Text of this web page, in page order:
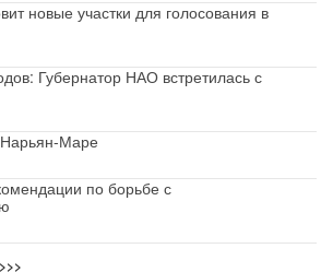
новые участки для голосования в
Губернатор НАО встретилась с
Маре
по борьбе с
>>>